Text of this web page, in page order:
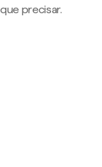
que precisar.